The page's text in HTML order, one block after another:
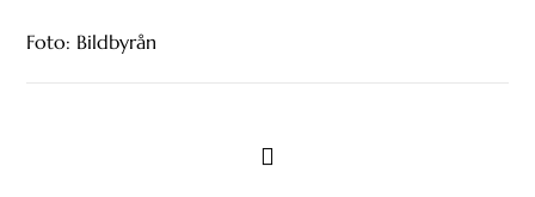
Foto: Bildbyrån